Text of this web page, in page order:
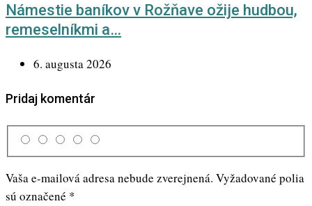
Námestie baníkov v Rožňave ožije hudbou,
remeselníkmi a…
6. augusta 2026
Pridaj komentár
Vaša e-mailová adresa nebude zverejnená. Vyžadované polia
sú označené *